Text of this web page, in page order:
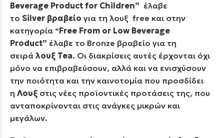
Beverage Product for Children” έλαβε
το Silver βραβείο για τη λουξ free και στην
κατηγορία “Free From or Low Beverage
Product” έλαβε το Bronze βραβείο για τη
σειρά λουξ Tea. Οι διακρίσεις αυτές έρχονται όχι
μόνο να επιβραβεύσουν, αλλά και να ενισχύσουν
την ποιότητα και την καινοτομία που προσδίδει
η Λουξ στις νέες προϊοντικές προτάσεις της, που
ανταποκρίνονται στις ανάγκες μικρών και
μεγάλων.